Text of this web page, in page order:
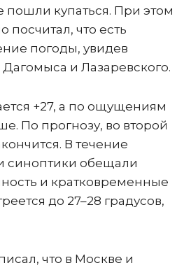
купаться. При этом
посчитал, что есть
погоды, увидев
и Лазаревского.
+27, а по ощущениям
По прогнозу, во второй
В течение
синоптики обещали
и кратковременные
до 27–28 градусов,
что в Москве и